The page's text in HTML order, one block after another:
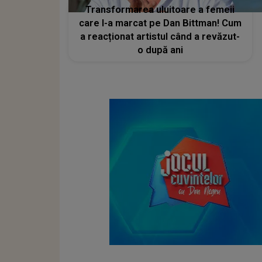
Transformarea uluitoare a femeii
care l-a marcat pe Dan Bittman! Cum
a reacționat artistul când a revăzut-
o după ani